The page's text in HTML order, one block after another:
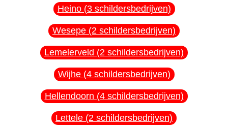
Heino (3 schildersbedrijven)
Wesepe (2 schildersbedrijven)
Lemelerveld (2 schildersbedrijven)
Wijhe (4 schildersbedrijven)
Hellendoorn (4 schildersbedrijven)
Lettele (2 schildersbedrijven)